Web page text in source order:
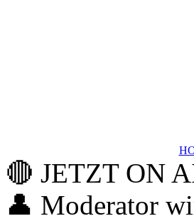
🔴 JETZT ON
👤 Moderator